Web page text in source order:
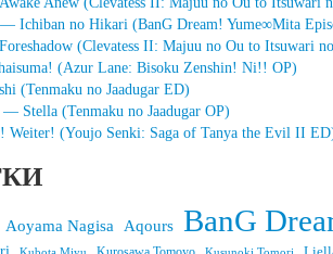
Ichiban no Hikari (BanG Dream! Yume∞Mita
(Clevatess II: Majuu no Ou to Itsuwari no
(Azur Lane: Bisoku Zenshin! Ni!! OP)
(Tenmaku no Jaadugar ED)
Stella (Tenmaku no Jaadugar OP)
(Youjo Senki: Saga of Tanya the Evil II
Aoyama Nagisa Aqours BanG